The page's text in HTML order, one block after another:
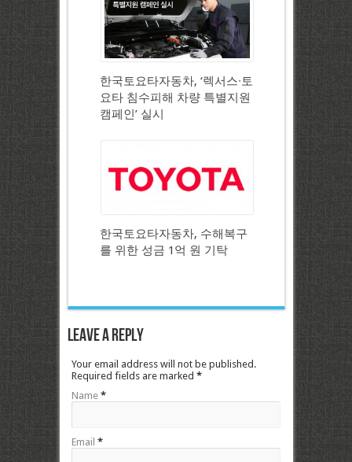
한국토요타자동차, ‘렉서스∙토
요타 침수피해 차량 특별지원
캠페인’ 실시
한국토요타자동차, 수해복구
를 위한 성금 1억 원 기탁
Leave a Reply
Your email address will not be published.
Required fields are marked *
Name *
Email *